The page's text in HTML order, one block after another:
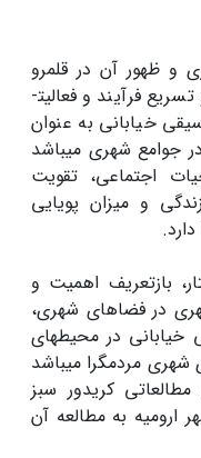
و ظهور آن در قلمرو
فرآیند و فعالیت­
خیابانی به عنوان
جوامع شهری می­باشد
اجتماعی، تقویت
و میزان پویایی
بازتعریف اهمیت و
در فضاهای شهری،
خیابانی در محیط­های
مردم­گرا می­باشد
کریدور سبز
ارومیه به مطالعه آن